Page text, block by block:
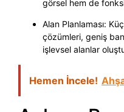
görsel hem de
Alan Planlaması:
çözümleri, geniş
işlevsel alanlar
Hemen İncele!